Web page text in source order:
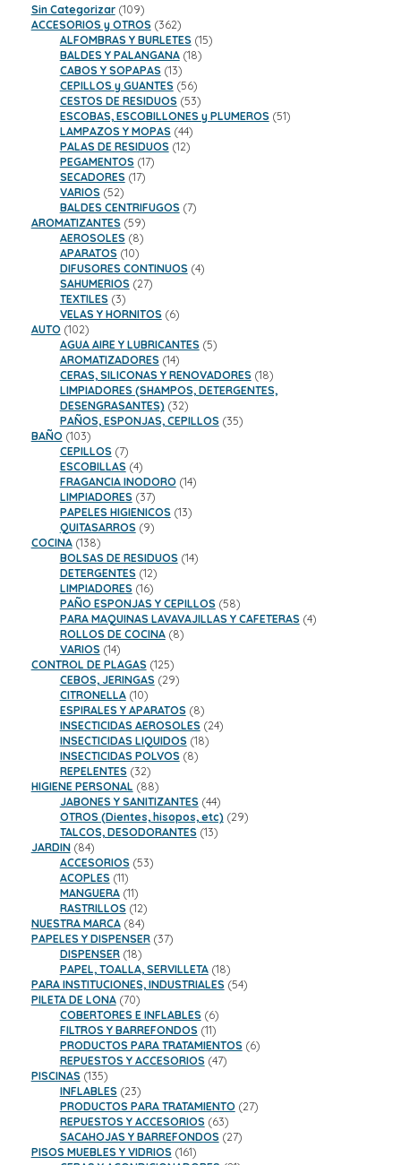
Sin Categorizar 109109
productos
ACCESORIOS y OTROS 362362
productos
ALFOMBRAS Y BURLETES 1515
BALDES Y PALANGANA 1818
CABOS Y SOPAPAS 1313
productos
CEPILLOS y GUANTES 5656
productos
CESTOS DE RESIDUOS 5353
productos
ESCOBAS, ESCOBILLONES y PLUMEROS 5151
LAMPAZOS Y MOPAS 4444
productos
PALAS DE RESIDUOS 1212
PEGAMENTOS 1717
SECADORES 1717
VARIOS 5252
productos
BALDES CENTRIFUGOS 77
AROMATIZANTES 5959
productos
AEROSOLES 88
productos
APARATOS 1010
productos
DIFUSORES CONTINUOS 44
SAHUMERIOS 2727
TEXTILES 33
productos
VELAS Y HORNITOS 66
AUTO 102102
productos
AGUA AIRE Y LUBRICANTES 55
AROMATIZADORES 1414
productos
CERAS, SILICONAS Y RENOVADORES 1818
productos
LIMPIADORES (SHAMPOS, DETERGENTES,
DESENGRASANTES) 3232
productos
PAÑOS, ESPONJAS, CEPILLOS 3535
BAÑO 103103
productos
CEPILLOS 77
productos
ESCOBILLAS 44
productos
FRAGANCIA INODORO 1414
LIMPIADORES 3737
productos
PAPELES HIGIENICOS 1313
QUITASARROS 99
COCINA 138138
productos
BOLSAS DE RESIDUOS 1414
DETERGENTES 1212
productos
LIMPIADORES 1616
productos
PAÑO ESPONJAS Y CEPILLOS 5858
productos
PARA MAQUINAS LAVAVAJILLAS Y CAFETERAS 44
ROLLOS DE COCINA 88
VARIOS 1414
productos
CONTROL DE PLAGAS 125125
productos
CEBOS, JERINGAS 2929
CITRONELLA 1010
productos
ESPIRALES Y APARATOS 88
productos
INSECTICIDAS AEROSOLES 2424
INSECTICIDAS LIQUIDOS 1818
INSECTICIDAS POLVOS 88
REPELENTES 3232
productos
HIGIENE PERSONAL 8888
productos
JABONES Y SANITIZANTES 4444
productos
OTROS (Dientes, hisopos, etc) 2929
TALCOS, DESODORANTES 1313
JARDIN 8484
productos
ACCESORIOS 5353
ACOPLES 1111
productos
MANGUERA 1111
productos
RASTRILLOS 1212
productos
NUESTRA MARCA 8484
productos
PAPELES Y DISPENSER 3737
DISPENSER 1818
productos
PAPEL, TOALLA, SERVILLETA 1818
productos
PARA INSTITUCIONES, INDUSTRIALES 5454
PILETA DE LONA 7070
productos
COBERTORES E INFLABLES 66
productos
FILTROS Y BARREFONDOS 1111
productos
PRODUCTOS PARA TRATAMIENTOS 66
REPUESTOS Y ACCESORIOS 4747
PISCINAS 135135
productos
INFLABLES 2323
productos
PRODUCTOS PARA TRATAMIENTO 2727
REPUESTOS Y ACCESORIOS 6363
productos
SACAHOJAS Y BARREFONDOS 2727
PISOS MUEBLES Y VIDRIOS 161161